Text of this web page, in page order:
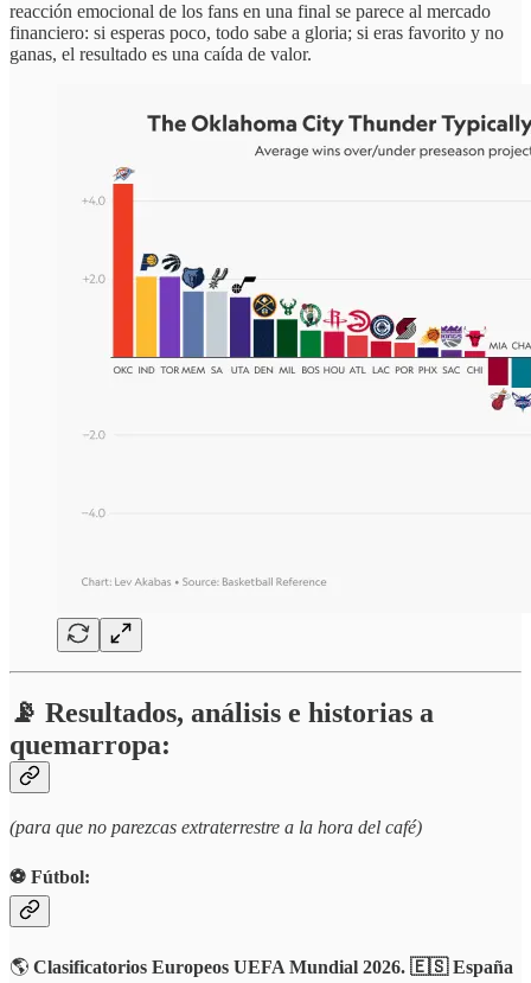
reacción emocional de los fans en una final se parece al mercado
financiero: si esperas poco, todo sabe a gloria; si eras favorito y no
ganas, el resultado es una caída de valor.
📡 Resultados, análisis e historias a
quemarropa:
(para que no parezcas extraterrestre a la hora del café)
⚽️ Fútbol:
🌎 Clasificatorios Europeos UEFA Mundial 2026. 🇪🇸 España